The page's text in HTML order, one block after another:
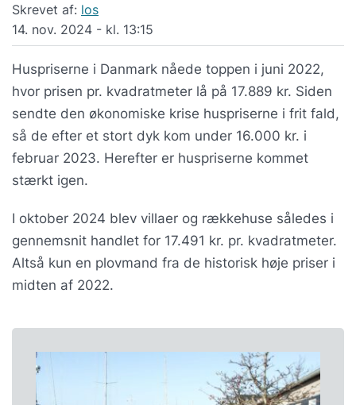
Skrevet af: los
14. nov. 2024 - kl. 13:15
Huspriserne i Danmark nåede toppen i juni 2022,
hvor prisen pr. kvadratmeter lå på 17.889 kr. Siden
sendte den økonomiske krise huspriserne i frit fald,
så de efter et stort dyk kom under 16.000 kr. i
februar 2023. Herefter er huspriserne kommet
stærkt igen.
I oktober 2024 blev villaer og rækkehuse således i
gennemsnit handlet for 17.491 kr. pr. kvadratmeter.
Altså kun en plovmand fra de historisk høje priser i
midten af 2022.